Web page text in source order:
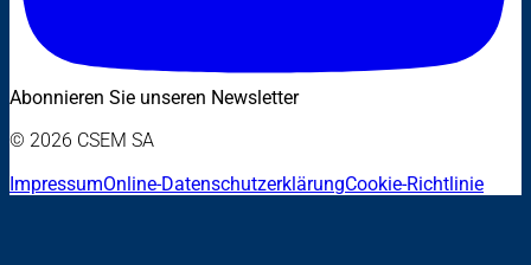
Abonnieren Sie unseren Newsletter
© 2026 CSEM SA
ImpressumOnline-DatenschutzerklärungCookie-Richtlinie